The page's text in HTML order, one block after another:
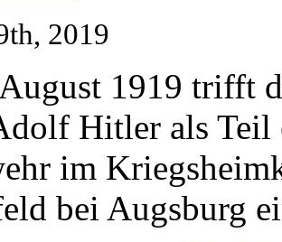
2019
1919 trifft
Hitler als Teil
im
bei Augsburg